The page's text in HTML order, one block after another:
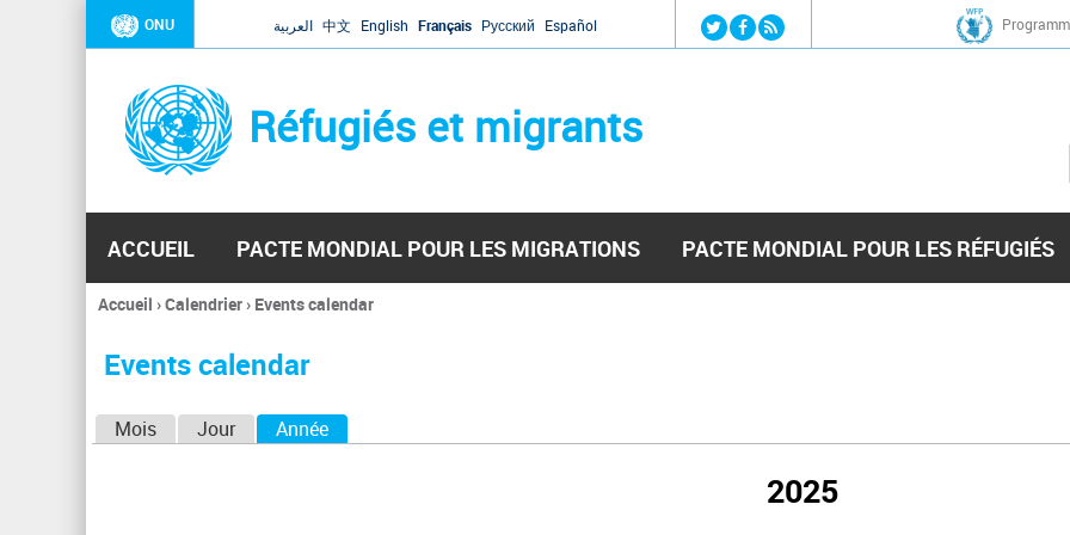
Jump to navigation
ONU العربية 中文 English Français Русский Español
Réfugiés et migrants
ACCUEIL PACTE MONDIAL POUR LES MIGRATIONS PACTE MONDIAL POUR LES RÉFUGIÉS
Vous
ici
Accueil ›Calendrier› Events calendar
Events calendar
Mois Jour Année
2025